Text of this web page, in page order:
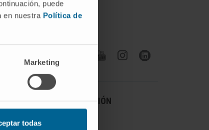
puede
en nuestra Política de
Marketing
todas
INFORMACIÓN